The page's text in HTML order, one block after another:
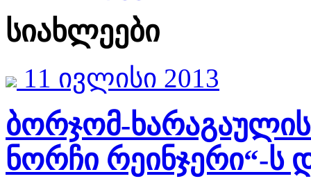
სიახლეები
11 ივლისი 2013
ბორჯომ-
ნორჩი რეინჯერი“-ს